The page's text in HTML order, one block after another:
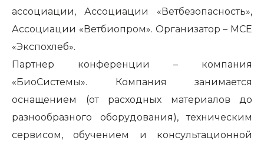
ассоциации, Ассоциации «Ветбезопасность»,
Ассоциации «Ветбиопром». Организатор – МСЕ
«Экспохлеб».
Партнер конференции – компания
«БиоСистемы». Компания занимается
оснащением (от расходных материалов до
разнообразного оборудования), техническим
сервисом, обучением и консультационной